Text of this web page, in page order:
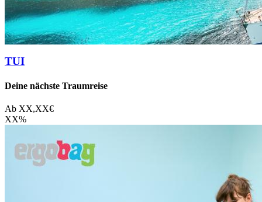
TUI
Deine nächste Traumreise
Ab XX,XX€
XX%